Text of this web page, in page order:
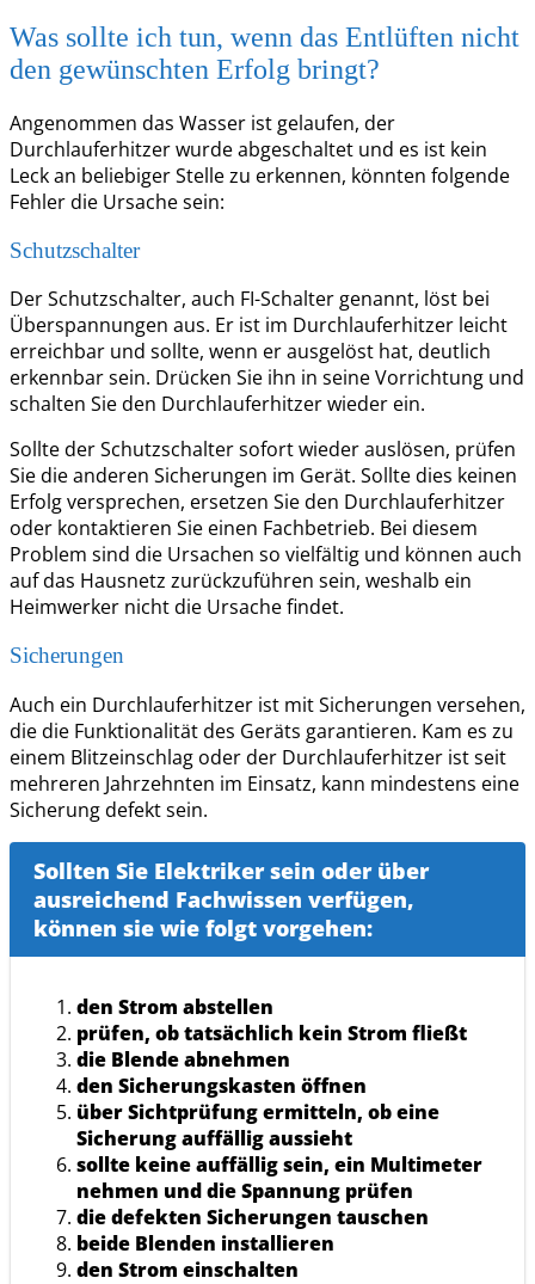
Was sollte ich tun, wenn das Entlüften nicht
den gewünschten Erfolg bringt?
Angenommen das Wasser ist gelaufen, der
Durchlauferhitzer wurde abgeschaltet und es ist kein
Leck an beliebiger Stelle zu erkennen, könnten folgende
Fehler die Ursache sein:
Schutzschalter
Der Schutzschalter, auch FI-Schalter genannt, löst bei
Überspannungen aus. Er ist im Durchlauferhitzer leicht
erreichbar und sollte, wenn er ausgelöst hat, deutlich
erkennbar sein. Drücken Sie ihn in seine Vorrichtung und
schalten Sie den Durchlauferhitzer wieder ein.
Sollte der Schutzschalter sofort wieder auslösen, prüfen
Sie die anderen Sicherungen im Gerät. Sollte dies keinen
Erfolg versprechen, ersetzen Sie den Durchlauferhitzer
oder kontaktieren Sie einen Fachbetrieb. Bei diesem
Problem sind die Ursachen so vielfältig und können auch
auf das Hausnetz zurückzuführen sein, weshalb ein
Heimwerker nicht die Ursache findet.
Sicherungen
Auch ein Durchlauferhitzer ist mit Sicherungen versehen,
die die Funktionalität des Geräts garantieren. Kam es zu
einem Blitzeinschlag oder der Durchlauferhitzer ist seit
mehreren Jahrzehnten im Einsatz, kann mindestens eine
Sicherung defekt sein.
Sollten Sie Elektriker sein oder über
ausreichend Fachwissen verfügen,
können sie wie folgt vorgehen:
den Strom abstellen
prüfen, ob tatsächlich kein Strom fließt
die Blende abnehmen
den Sicherungskasten öffnen
über Sichtprüfung ermitteln, ob eine
Sicherung auffällig aussieht
sollte keine auffällig sein, ein Multimeter
nehmen und die Spannung prüfen
die defekten Sicherungen tauschen
beide Blenden installieren
den Strom einschalten